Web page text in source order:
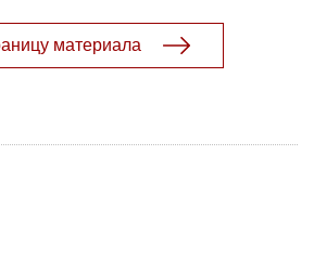
материала